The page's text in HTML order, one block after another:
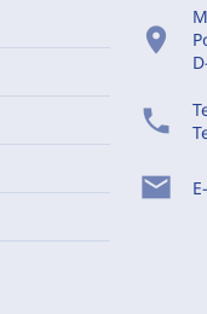
location_on
phone
mail